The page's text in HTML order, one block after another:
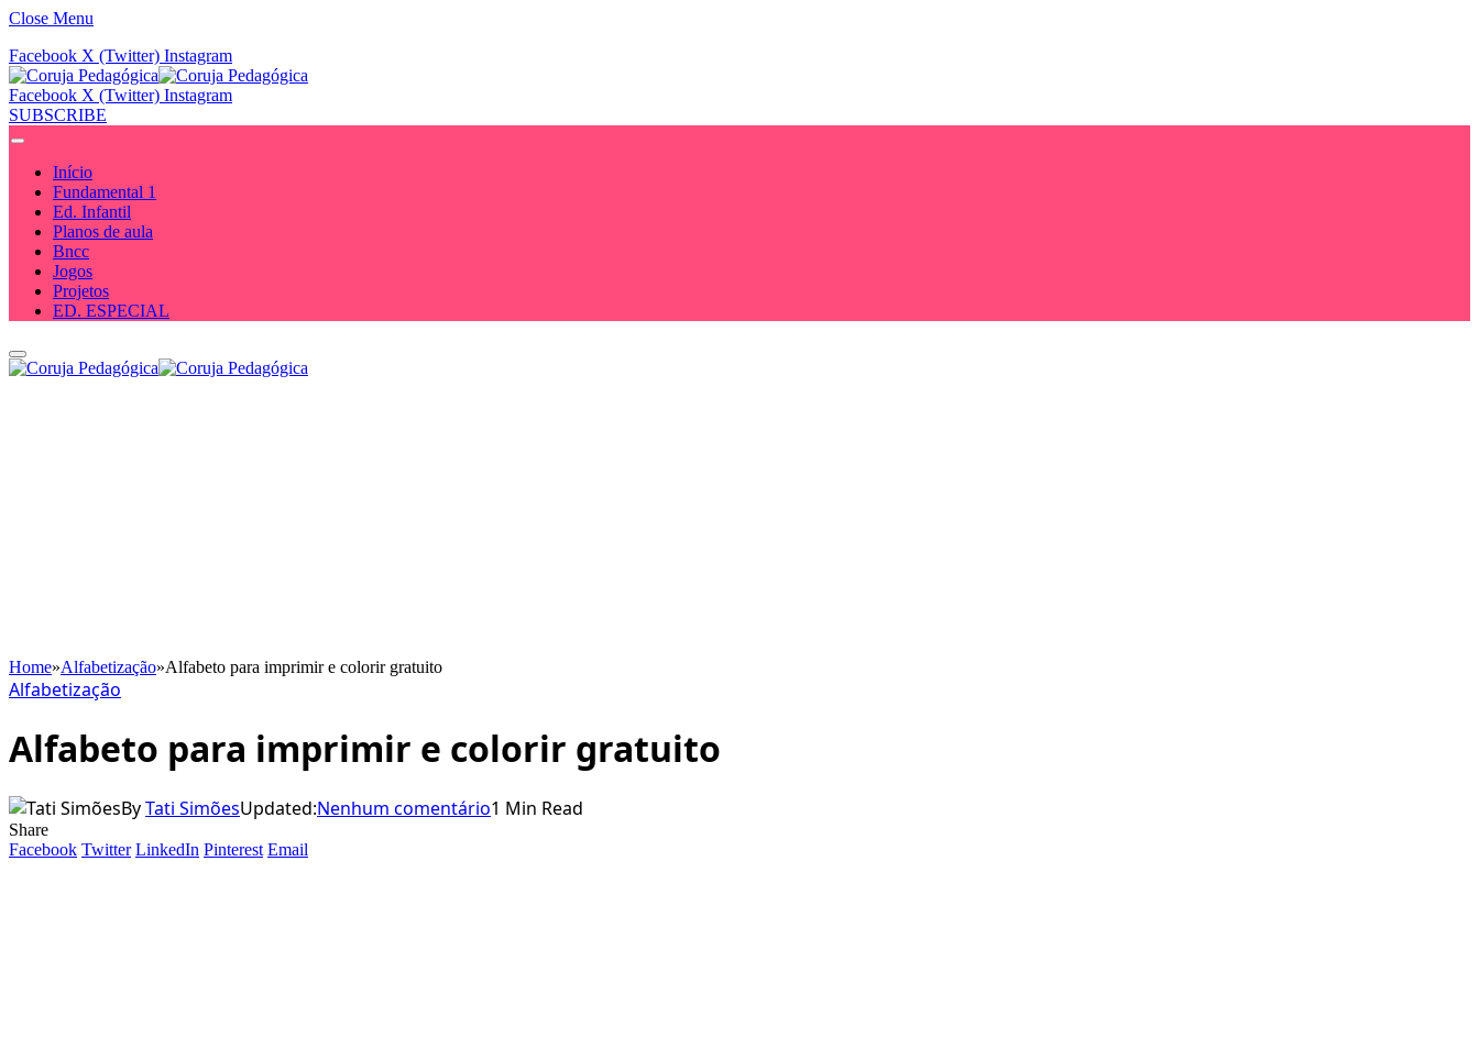
Close Menu
Facebook X (Twitter) Instagram
Facebook X (Twitter) Instagram
SUBSCRIBE
Início
Fundamental 1
Ed. Infantil
Planos de aula
Bncc
Jogos
Projetos
ED. ESPECIAL
Home»Alfabetização»Alfabeto para imprimir e colorir gratuito
Alfabetização
Alfabeto para imprimir e colorir gratuito
ByTati SimõesUpdated:Nenhum comentário1 Min Read
Share
Facebook Twitter LinkedIn Pinterest Email